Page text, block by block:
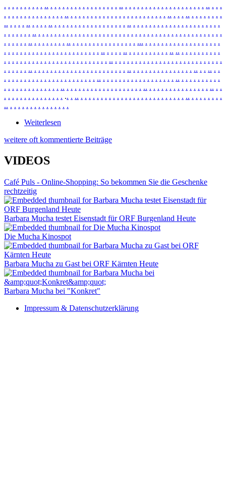
. . . . . . . . . . .. . . . . . . . . . . . . . . . . . .. . . . . . . . . . . . . . . . . . . . . .. . . .
. . . . . . . . . . . . . . . .. . . . . . . . . . . . . . . . . . . . . . . . . .. . . . .. . . . . . . . .
.. . . . . .. . . . . .. . . . . . . . . . . . . . . . . . . .. . . . . . . . . . . . . . . . . . . . . . .
. . . . . . . .. . . . . . . . . . . . . . . . . . . . . . . . . . . . . . . . . . . . . . . . . . . . . . .
. . . . . . .. . . . . . . . . .. . . . . . . . . . . . . . . . . ... . . . . . . . . . . . . . . . . . . .
. . . . . . . . . . . . . . . . . . . . . . . . .. . . . . .. . . . . . . . . . . .. .. . . . . . . . . . .
. . . . . . . . . . . . . . . . . . . . . . . . . . .. . . . . . . . . . . . . . . . . . . . . . . . . . . .
. . . . . . .. . . . . . . . . . . . . . . . . . . . . . . . .. . . . . . . . . . . . . . . . .. . . .. . .
. . . . . . . . . . . . . . . . . . . . . . . .. . . . . . . . . . . . . . . . . . . .. . . . . . . . . . .
. . . . . . . . . . . . . . .. . . . . . . . . . . . . . . . . . . . .. . . . . . . . . . . . . . . . .. . .
. . . . . . . . . . . . . . . .. . .. . . . . . . . . . . . . . . . . . . . . . . . . . . .. . . . . . . . .
.. . . . . . . . . . . . . . . .
Weiterlesen
weitere oft kommentierte Beiträge
VIDEOS
Café Puls - Online-Shopping: So bekommen Sie die Geschenke
rechtzeitig
Barbara Mucha testet Eisenstadt für ORF Burgenland Heute
Die Mucha Kinospot
Barbara Mucha zu Gast bei ORF Kärnten Heute
Barbara Mucha bei "Konkret"
Impressum & Datenschutzerklärung